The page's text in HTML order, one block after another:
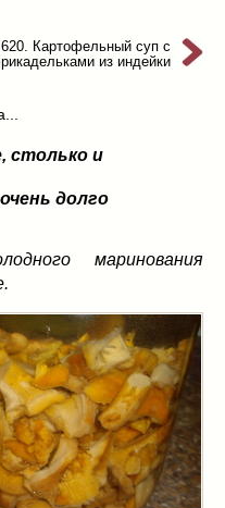
620. Картофельный суп с
из индейки
столько и
долго
маринования